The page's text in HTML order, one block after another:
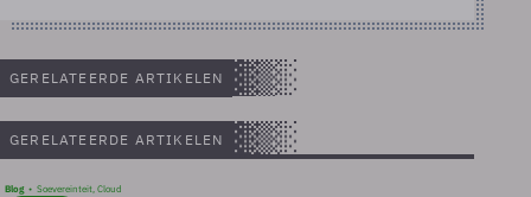
GERELATEERDE ARTIKELEN
GERELATEERDE ARTIKELEN
Blog Soevereinteit, Cloud